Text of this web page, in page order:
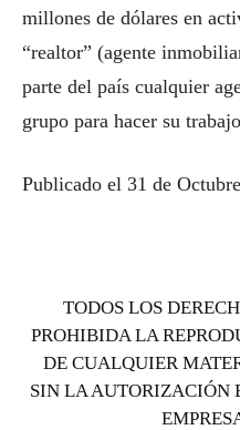
millones de dólares en
“realtor” (agente
parte del país cualquier
grupo para hacer su
Publicado el 31 de
TODOS LOS
PROHIBIDA LA
DE CUALQUIER
SIN LA AUTORIZACIÓN